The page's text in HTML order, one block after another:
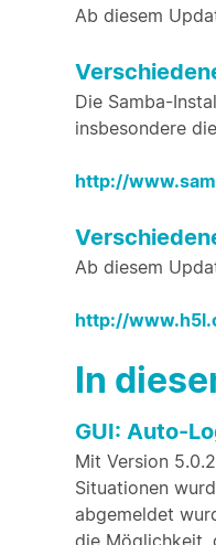
Ab diesem
Die Samba-
insbesondere
http://
Ab diesem
http://
In
GUI: Auto-
Mit Version
Situationen
abgemeldet
die Möglichkeit,